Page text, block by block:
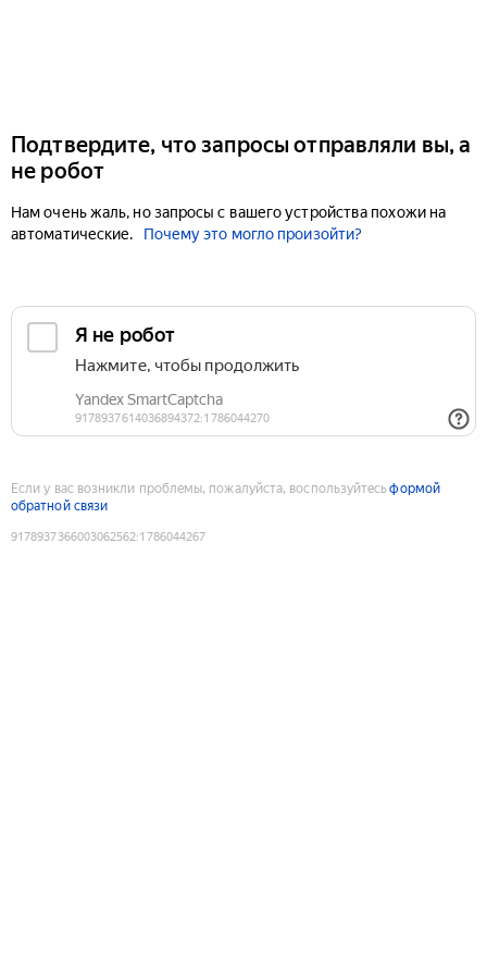
Подтвердите, что запросы отправляли вы, а
не робот
Нам очень жаль, но запросы с вашего устройства похожи на
автоматические.
Почему это могло произойти?
Если у вас возникли проблемы, пожалуйста, воспользуйтесьформой
обратной связи
9178937366003062562:1786044267